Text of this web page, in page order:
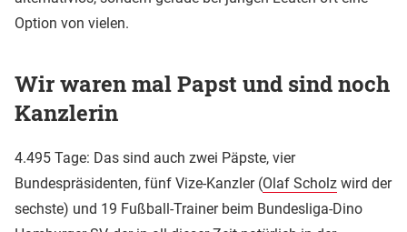
Option von vielen.
Wir waren mal Papst und sind noch
Kanzlerin
4.495 Tage: Das sind auch zwei Päpste, vier
Bundespräsidenten, fünf Vize-Kanzler (Olaf Scholz wird der
sechste) und 19 Fußball-Trainer beim Bundesliga-Dino